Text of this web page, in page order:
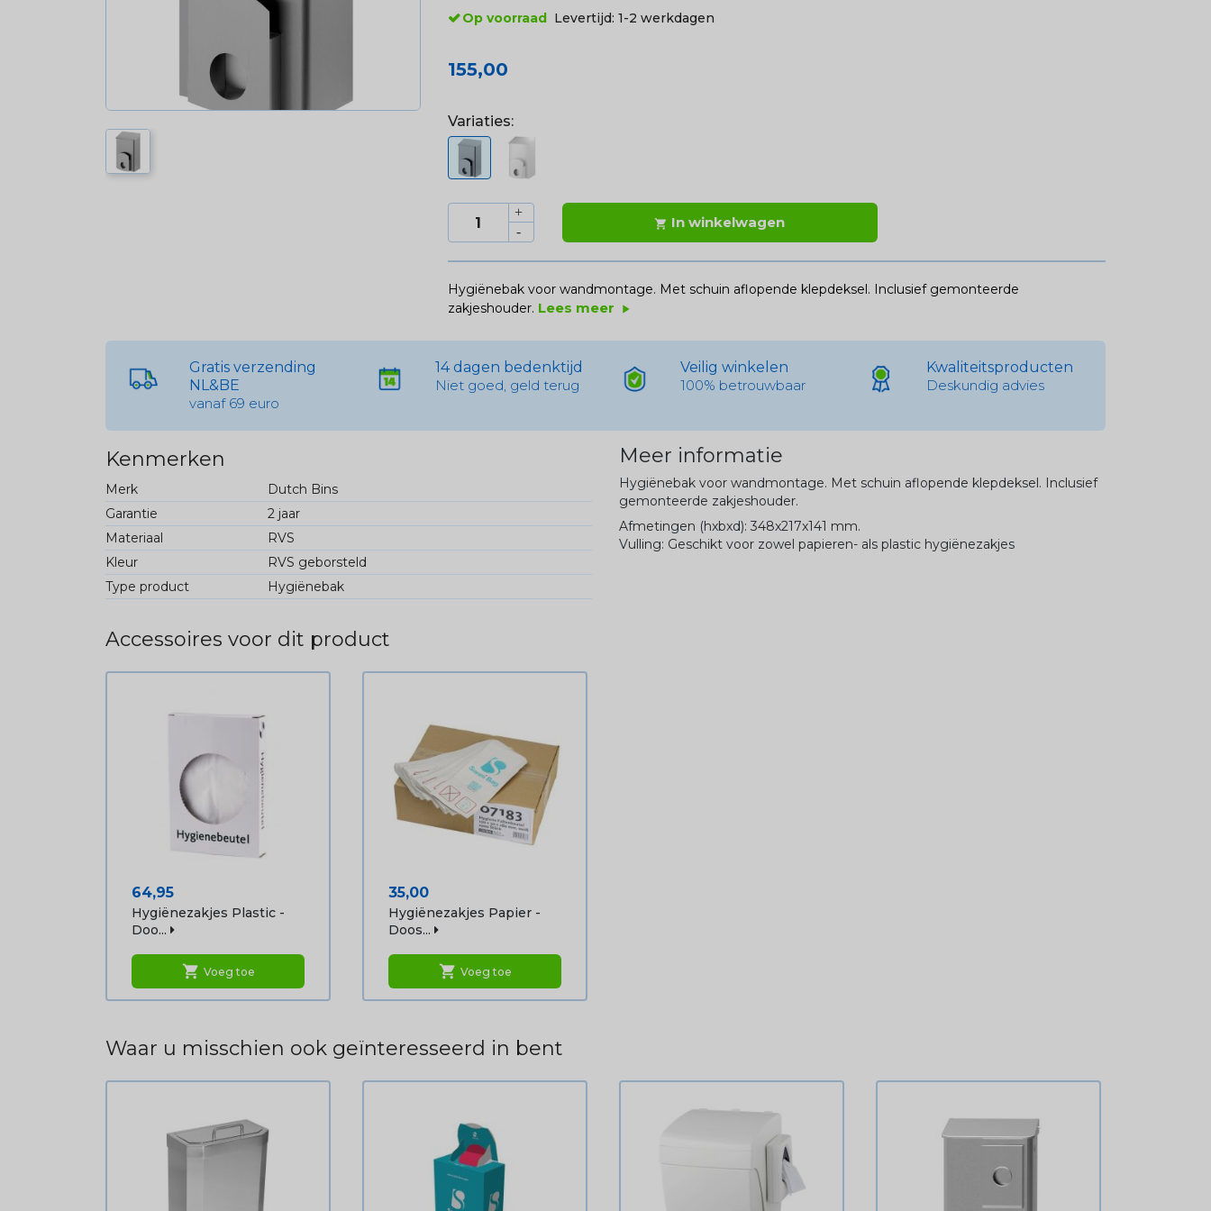
Op voorraad Levertijd: 1-2 werkdagen
155,00
Variaties:
 In winkelwagen
Hygiënebak voor wandmontage. Met schuin aflopende klepdeksel. Inclusief gemonteerde
zakjeshouder. Lees meer play_arrow
Gratis verzending
NL&BE
vanaf 69 euro
14 dagen bedenktijd
Niet goed, geld terug
Veilig winkelen
100% betrouwbaar
Kwaliteitsproducten
Deskundig advies
Kenmerken
Merk
Dutch Bins
Garantie
2 jaar
Materiaal
RVS
Kleur
RVS geborsteld
Type product
Hygiënebak
Meer informatie
Hygiënebak voor wandmontage. Met schuin aflopende klepdeksel. Inclusief
gemonteerde zakjeshouder.
Afmetingen (hxbxd): 348x217x141 mm.
Vulling: Geschikt voor zowel papieren- als plastic hygiënezakjes
Accessoires voor dit product
Prijs
64,95
Hygiënezakjes Plastic -
Doo...
shopping_cart Voeg toe
Prijs
35,00
Hygiënezakjes Papier -
Doos...
shopping_cart Voeg toe
Waar u misschien ook geïnteresseerd in bent